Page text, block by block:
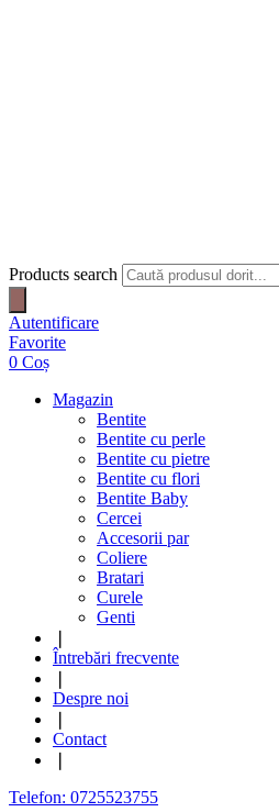
Products search
Autentificare
Favorite
0 Coș
Magazin
Bentite
Bentite cu perle
Bentite cu pietre
Bentite cu flori
Bentite Baby
Cercei
Accesorii par
Coliere
Bratari
Curele
Genti
Întrebări frecvente
Despre noi
Contact
Telefon: 0725523755